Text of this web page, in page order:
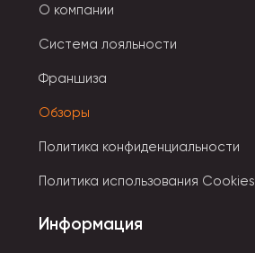
О компании
Система лояльности
Франшиза
Обзоры
Политика конфиденциальности
Политика использования Cookies
Информация